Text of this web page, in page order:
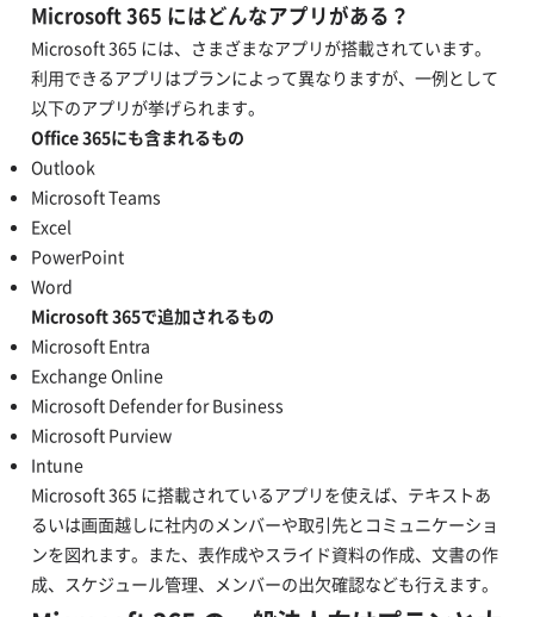
Microsoft 365 にはどんなアプリがある？
Microsoft 365 には、さまざまなアプリが搭載されています。
利用できるアプリはプランによって異なりますが、一例として
以下のアプリが挙げられます。
Office 365にも含まれるもの
Outlook
Microsoft Teams
Excel
PowerPoint
Word
Microsoft 365で追加されるもの
Microsoft Entra
Exchange Online
Microsoft Defender for Business
Microsoft Purview
Intune
Microsoft 365 に搭載されているアプリを使えば、テキストあ
るいは画面越しに社内のメンバーや取引先とコミュニケーショ
ンを図れます。また、表作成やスライド資料の作成、文書の作
成、スケジュール管理、メンバーの出欠確認なども行えます。